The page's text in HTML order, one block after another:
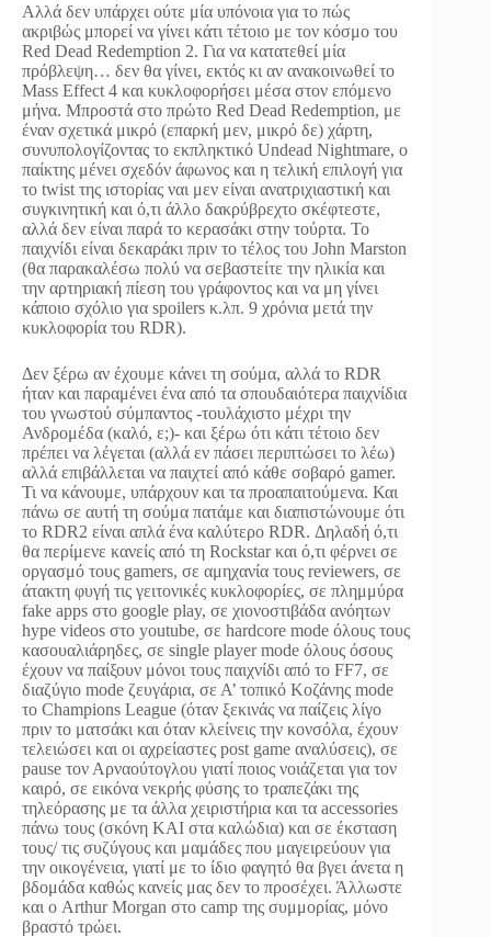
Αλλά δεν υπάρχει ούτε μία υπόνοια για το πώς
ακριβώς μπορεί να γίνει κάτι τέτοιο με τον κόσμο του
Red Dead Redemption 2. Για να κατατεθεί μία
πρόβλεψη… δεν θα γίνει, εκτός κι αν ανακοινωθεί το
Mass Effect 4 και κυκλοφορήσει μέσα στον επόμενο
μήνα. Μπροστά στο πρώτο Red Dead Redemption, με
έναν σχετικά μικρό (επαρκή μεν, μικρό δε) χάρτη,
συνυπολογίζοντας το εκπληκτικό Undead Nightmare, ο
παίκτης μένει σχεδόν άφωνος και η τελική επιλογή για
το twist της ιστορίας ναι μεν είναι ανατριχιαστική και
συγκινητική και ό,τι άλλο δακρύβρεχτο σκέφτεστε,
αλλά δεν είναι παρά το κερασάκι στην τούρτα. Το
παιχνίδι είναι δεκαράκι πριν το τέλος του John Marston
(θα παρακαλέσω πολύ να σεβαστείτε την ηλικία και
την αρτηριακή πίεση του γράφοντος και να μη γίνει
κάποιο σχόλιο για spoilers κ.λπ. 9 χρόνια μετά την
κυκλοφορία του RDR).
Δεν ξέρω αν έχουμε κάνει τη σούμα, αλλά το RDR
ήταν και παραμένει ένα από τα σπουδαιότερα παιχνίδια
του γνωστού σύμπαντος -τουλάχιστο μέχρι την
Ανδρομέδα (καλό, ε;)- και ξέρω ότι κάτι τέτοιο δεν
πρέπει να λέγεται (αλλά εν πάσει περιπτώσει το λέω)
αλλά επιβάλλεται να παιχτεί από κάθε σοβαρό gamer.
Τι να κάνουμε, υπάρχουν και τα προαπαιτούμενα. Και
πάνω σε αυτή τη σούμα πατάμε και διαπιστώνουμε ότι
το RDR2 είναι απλά ένα καλύτερο RDR. Δηλαδή ό,τι
θα περίμενε κανείς από τη Rockstar και ό,τι φέρνει σε
οργασμό τους gamers, σε αμηχανία τους reviewers, σε
άτακτη φυγή τις γειτονικές κυκλοφορίες, σε πλημμύρα
fake apps στο google play, σε χιονοστιβάδα ανόητων
hype videos στο youtube, σε hardcore mode όλους τους
κασουαλιάρηδες, σε single player mode όλους όσους
έχουν να παίξουν μόνοι τους παιχνίδι από το FF7, σε
διαζύγιο mode ζευγάρια, σε Α’ τοπικό Κοζάνης mode
το Champions League (όταν ξεκινάς να παίζεις λίγο
πριν το ματσάκι και όταν κλείνεις την κονσόλα, έχουν
τελειώσει και οι αχρείαστες post game αναλύσεις), σε
pause τον Αρναούτογλου γιατί ποιος νοιάζεται για τον
καιρό, σε εικόνα νεκρής φύσης το τραπεζάκι της
τηλεόρασης με τα άλλα χειριστήρια και τα accessories
πάνω τους (σκόνη ΚΑΙ στα καλώδια) και σε έκσταση
τους/ τις συζύγους και μαμάδες που μαγειρεύουν για
την οικογένεια, γιατί με το ίδιο φαγητό θα βγει άνετα η
βδομάδα καθώς κανείς μας δεν το προσέχει. Άλλωστε
και ο Arthur Morgan στο camp της συμμορίας, μόνο
βραστό τρώει.